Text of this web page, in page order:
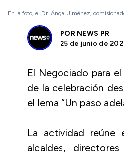
En la foto, el Dr. Ángel Jiménez,
POR NEWS PR
25 de junio de
El Negociado para
de la celebración
el lema “Un paso
La actividad reúne
alcaldes,